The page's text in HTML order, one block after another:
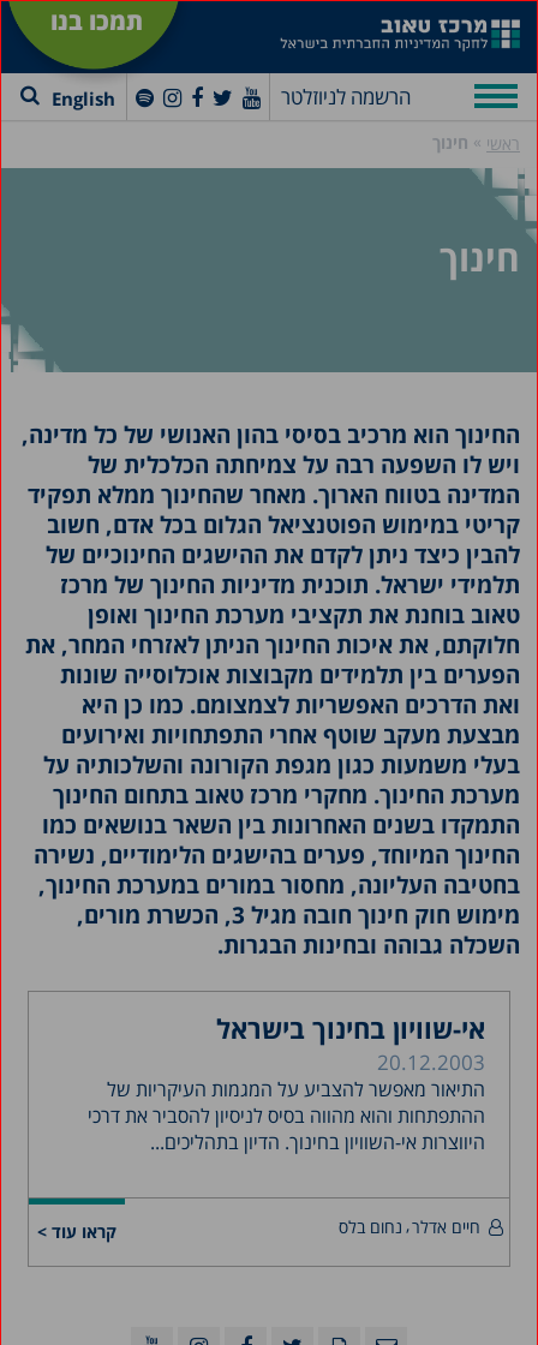
תמכו בנו
הרשמה לניוזלטר English
ראשי » חינוך
חינוך
החינוך הוא מרכיב בסיסי בהון האנושי של כל מדינה,
ויש לו השפעה רבה על צמיחתה הכלכלית של
המדינה בטווח הארוך. מאחר שהחינוך ממלא תפקיד
קריטי במימוש הפוטנציאל הגלום בכל אדם, חשוב
להבין כיצד ניתן לקדם את ההישגים החינוכיים של
תלמידי ישראל. תוכנית מדיניות החינוך של מרכז
טאוב בוחנת את תקציבי מערכת החינוך ואופן
חלוקתם, את איכות החינוך הניתן לאזרחי המחר, את
הפערים בין תלמידים מקבוצות אוכלוסייה שונות
ואת הדרכים האפשריות לצמצומם. כמו כן היא
מבצעת מעקב שוטף אחרי התפתחויות ואירועים
בעלי משמעות כגון מגפת הקורונה והשלכותיה על
מערכת החינוך. מחקרי מרכז טאוב בתחום החינוך
התמקדו בשנים האחרונות בין השאר בנושאים כמו
החינוך המיוחד, פערים בהישגים הלימודיים, נשירה
בחטיבה העליונה, מחסור במורים במערכת החינוך,
מימוש חוק חינוך חובה מגיל 3, הכשרת מורים,
השכלה גבוהה ובחינות הבגרות.
אי-שוויון בחינוך בישראל
20.12.2003
התיאור מאפשר להצביע על המגמות העיקריות של
ההתפתחות והוא מהווה בסיס לניסיון להסביר את דרכי
היווצרות אי-השוויון בחינוך. הדיון בתהליכים...
קראו עוד > חיים אדלר נחום בלס